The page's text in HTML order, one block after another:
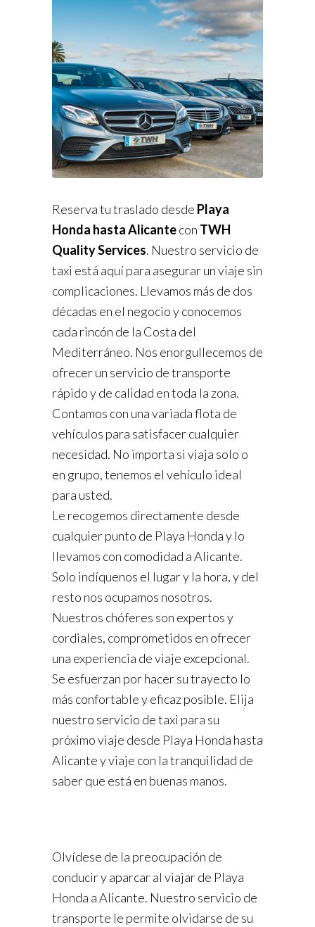
Reserva tu traslado desde Playa
Honda hasta Alicantecon TWH
Quality Services. Nuestro servicio de
taxi está aquí para asegurar un viaje sin
complicaciones. Llevamos más de dos
décadas en el negocio y conocemos
cada rincón de la Costa del
Mediterráneo. Nos enorgullecemos de
ofrecer un servicio de transporte
rápido y de calidad en toda la zona.
Contamos con una variada flota de
vehículos para satisfacer cualquier
necesidad. No importa si viaja solo o
en grupo, tenemos el vehículo ideal
para usted.
Le recogemos directamente desde
cualquier punto de Playa Honda y lo
llevamos con comodidad a Alicante.
Solo indíquenos el lugar y la hora, y del
resto nos ocupamos nosotros.
Nuestros chóferes son expertos y
cordiales, comprometidos en ofrecer
una experiencia de viaje excepcional.
Se esfuerzan por hacer su trayecto lo
más confortable y eficaz posible. Elija
nuestro servicio de taxi para su
próximo viaje desde Playa Honda hasta
Alicante y viaje con la tranquilidad de
saber que está en buenas manos.
Olvídese de la preocupación de
conducir y aparcar al viajar de Playa
Honda a Alicante. Nuestro servicio de
transporte le permite olvidarse de su